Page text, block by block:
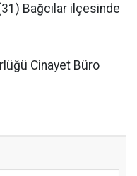
Bağcılar ilçesinde
Cinayet Büro